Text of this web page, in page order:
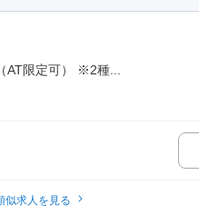
限定可） ※2種...
似求人を見る